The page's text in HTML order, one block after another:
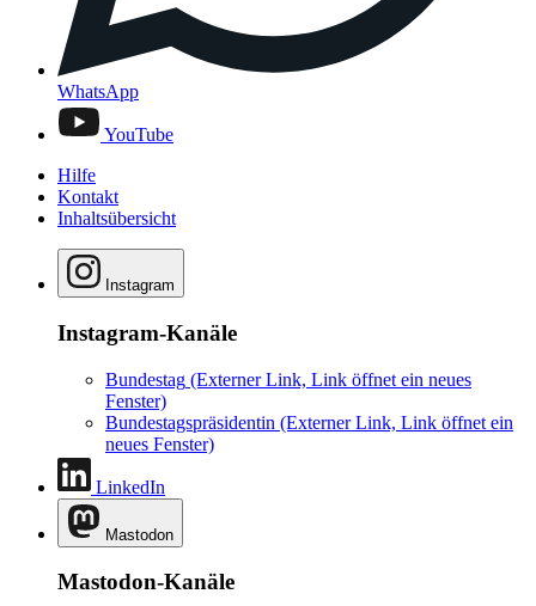
WhatsApp
YouTube
Hilfe
Kontakt
Inhaltsübersicht
Instagram
Instagram-Kanäle
Bundestag (Externer Link, Link öffnet ein neues
Fenster)
Bundestagspräsidentin (Externer Link, Link öffnet ein
neues Fenster)
LinkedIn
Mastodon
Mastodon-Kanäle